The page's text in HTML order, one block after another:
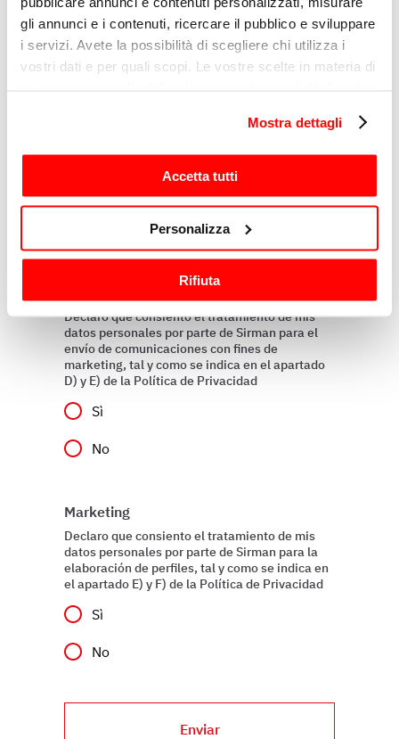
gli annunci e i contenuti, ricercare il pubblico e sviluppare
i servizi. Avete la possibilità di scegliere chi utilizza i
vostri dati e per quali scopi. Le vostre scelte in materia di
modificare o revocare il proprio consenso in qualsiasi
momento dalla Dichiarazione sui cookie o facendo clic
sull'icona di attivazione della privacy.
raccogliere informazioni sulla tua posizione
geografica, con un'approssimazione di qualche
Identificare il tuo dispositivo, scansionandolo
attivamente alla ricerca di caratteristiche specifiche
(impronte digitali).
Approfondisci come vengono elaborati i tuoi dati personali
modificare o ritirare il tuo consenso in qualsiasi momento
dalla Dichiarazione sui cookie.
contenuti ed annunci, per fornire funzionalità dei social
media e per analizzare il nostro traffico. Condividiamo
inoltre informazioni sul modo in cui l’utente utilizza il
nostro sito con i nostri partner che si occupano di analisi
dei dati web, pubblicità e social media, i quali potrebbero
che hanno raccolto dal suo utilizzo dei loro servizi.
Mostra dettagli
Accetta tutti
Personalizza
Rifiuta
Razón
Declaro que consiento el tratamiento de mis
datos personales por parte de Sirman para el
envío de comunicaciones con fines de
marketing, tal y como se indica en el apartado
D) y E) de la Política de Privacidad
Sì
No
Marketing
Declaro que consiento el tratamiento de mis
datos personales por parte de Sirman para la
elaboración de perfiles, tal y como se indica en
el apartado E) y F) de la Política de Privacidad
Sì
No
Enviar